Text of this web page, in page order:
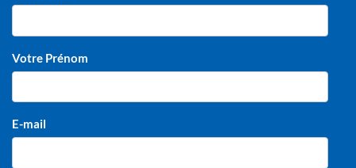
Votre Prénom
E-mail